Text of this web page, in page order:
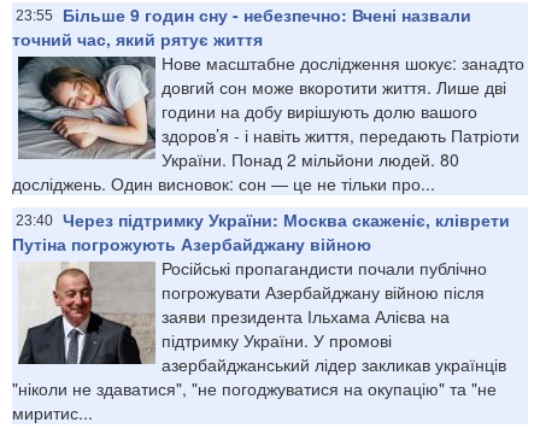
23:55
Більше 9 годин сну - небезпечно: Вчені назвали
точний час, який рятує життя
Нове масштабне дослідження шокує: занадто
довгий сон може вкоротити життя. Лише дві
години на добу вирішують долю вашого
здоров’я - і навіть життя, передають Патріоти
України. Понад 2 мільйони людей. 80
досліджень. Один висновок: сон — це не тільки про...
23:40 Через підтримку України: Москва скаженіє, кліврети
Путіна погрожують Азербайджану війною
Російські пропагандисти почали публічно
погрожувати Азербайджану війною після
заяви президента Ільхама Алієва на
підтримку України. У промові
азербайджанський лідер закликав українців
"ніколи не здаватися", "не погоджуватися на окупацію" та "не
миритис...